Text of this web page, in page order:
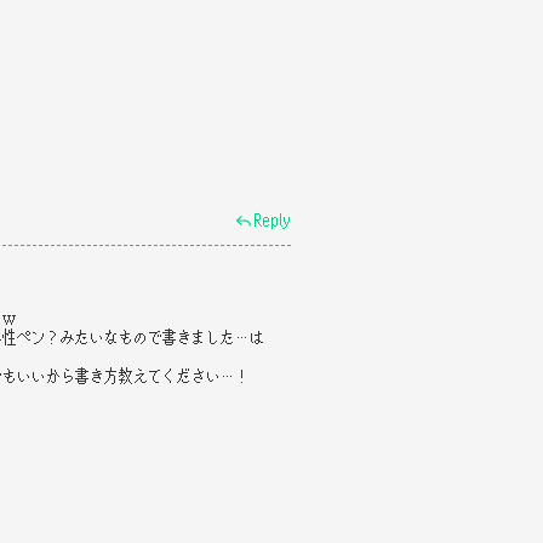
Reply
ペン？みたいなもので書きました…は
いいから書き方教えてください…！